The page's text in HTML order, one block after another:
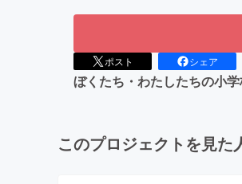
ポスト シェア
ぼくたち・わたしたちの小
このプロジェクトを見